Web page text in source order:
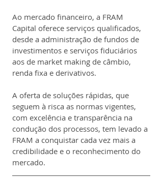
Ao mercado financeiro, a FRAM
Capital oferece serviços qualificados,
desde a administração de fundos de
investimentos e serviços fiduciários
aos de market making de câmbio,
renda fixa e derivativos.
A oferta de soluções rápidas, que
seguem à risca as normas vigentes,
com excelência e transparência na
condução dos processos, tem levado a
FRAM a conquistar cada vez mais a
credibilidade e o reconhecimento do
mercado.